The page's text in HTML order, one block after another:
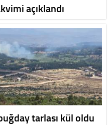
açıklandı
tarlası kül oldu